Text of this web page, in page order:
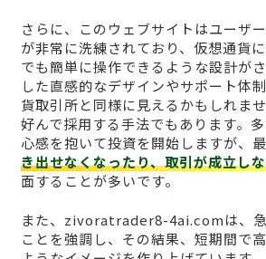
さらに、このウェブサイトはユーザ
が非常に洗練されており、仮想通貨
でも簡単に操作できるような設計が
した直感的なデザインやサポート体
貨取引所と同様に見えるかもしれま
好んで採用する手法でもあります。
心感を抱いて投資を開始しますが、
き出せなくなったり、取引が成立し
面することが多いです。
また、zivoratrader8-4ai.comは、急
ことを強調し、その結果、短期間で